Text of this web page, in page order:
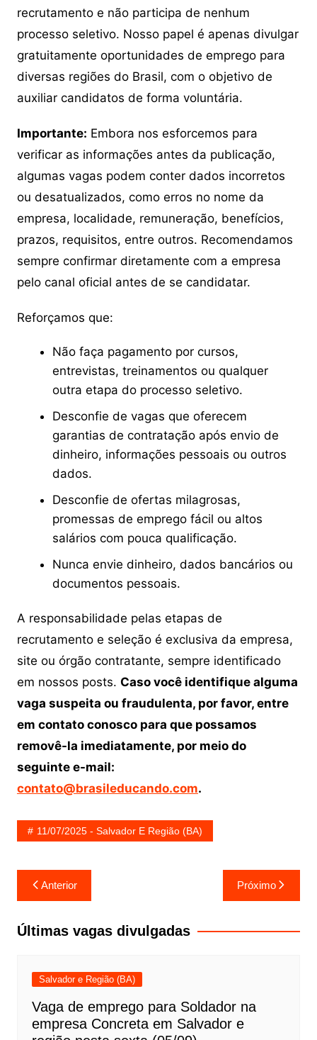
recrutamento e não participa de nenhum
processo seletivo. Nosso papel é apenas divulgar
gratuitamente oportunidades de emprego para
diversas regiões do Brasil, com o objetivo de
auxiliar candidatos de forma voluntária.
Importante: Embora nos esforcemos para
verificar as informações antes da publicação,
algumas vagas podem conter dados incorretos
ou desatualizados, como erros no nome da
empresa, localidade, remuneração, benefícios,
prazos, requisitos, entre outros. Recomendamos
sempre confirmar diretamente com a empresa
pelo canal oficial antes de se candidatar.
Reforçamos que:
Não faça pagamento por cursos,
entrevistas, treinamentos ou qualquer
outra etapa do processo seletivo.
Desconfie de vagas que oferecem
garantias de contratação após envio de
dinheiro, informações pessoais ou outros
dados.
Desconfie de ofertas milagrosas,
promessas de emprego fácil ou altos
salários com pouca qualificação.
Nunca envie dinheiro, dados bancários ou
documentos pessoais.
A responsabilidade pelas etapas de
recrutamento e seleção é exclusiva da empresa,
site ou órgão contratante, sempre identificado
em nossos posts. Caso você identifique alguma
vaga suspeita ou fraudulenta, por favor, entre
em contato conosco para que possamos
removê-la imediatamente, por meio do
seguinte e-mail:
contato@brasileducando.com.
11/07/2025 - Salvador E Região (BA)
Navegação
de
Post
Anterior Próximo
Últimas vagas divulgadas
Salvador e Região (BA)
Vaga de emprego para Soldador na
empresa Concreta em Salvador e